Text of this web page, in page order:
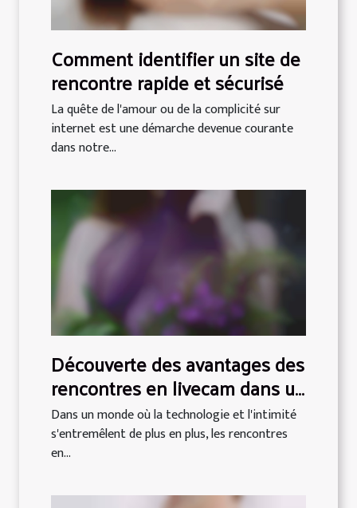
Comment identifier un site de
rencontre rapide et sécurisé
La quête de l'amour ou de la complicité sur
internet est une démarche devenue courante
dans notre...
Découverte des avantages des
rencontres en livecam dans un
salon érotique
Dans un monde où la technologie et l'intimité
s'entremêlent de plus en plus, les rencontres
en...